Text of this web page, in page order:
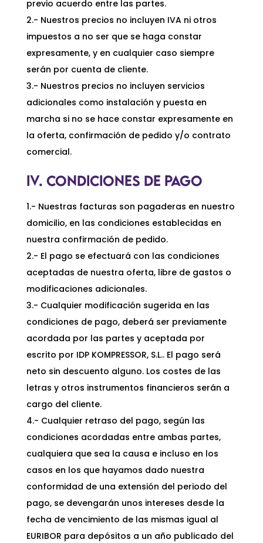
previo acuerdo entre las partes.
2.- Nuestros precios no incluyen IVA ni otros
impuestos a no ser que se haga constar
expresamente, y en cualquier caso siempre
serán por cuenta de cliente.
3.- Nuestros precios no incluyen servicios
adicionales como instalación y puesta en
marcha si no se hace constar expresamente en
la oferta, confirmación de pedido y/o contrato
comercial.
IV. CONDICIONES DE PAGO
1.- Nuestras facturas son pagaderas en nuestro
domicilio, en las condiciones establecidas en
nuestra confirmación de pedido.
2.- El pago se efectuará con las condiciones
aceptadas de nuestra oferta, libre de gastos o
modificaciones adicionales.
3.- Cualquier modificación sugerida en las
condiciones de pago, deberá ser previamente
acordada por las partes y aceptada por
escrito por IDP KOMPRESSOR, S.L.. El pago será
neto sin descuento alguno. Los costes de las
letras y otros instrumentos financieros serán a
cargo del cliente.
4.- Cualquier retraso del pago, según las
condiciones acordadas entre ambas partes,
cualquiera que sea la causa e incluso en los
casos en los que hayamos dado nuestra
conformidad de una extensión del periodo del
pago, se devengarán unos intereses desde la
fecha de vencimiento de las mismas igual al
EURIBOR para depósitos a un año publicado del